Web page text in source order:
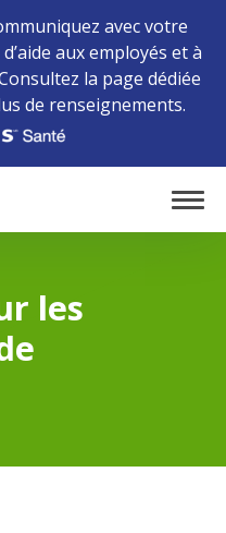
avec votre
aux employés et à
la page dédiée
de renseignements.
les